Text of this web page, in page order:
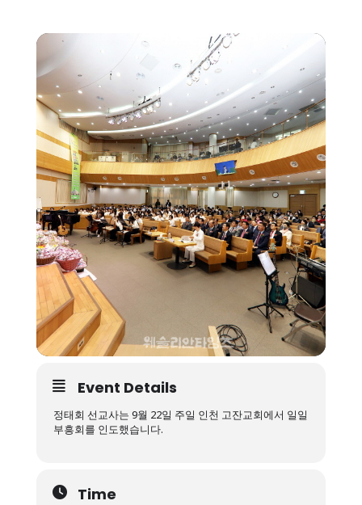
Event Details
정태회 선교사는 9월 22일 주일 인천 고잔교회에서 일일
부흥회를 인도했습니다.
Time